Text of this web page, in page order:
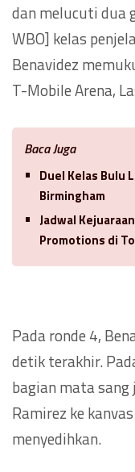
dan melucuti dua
WBO] kelas
Benavidez
T-Mobile Arena,
Baca Juga
Duel Kelas Bulu
Birmingham
Jadwal
Promotions di
Pada ronde 4,
detik terakhir.
bagian mata
Ramirez ke
menyedihkan.